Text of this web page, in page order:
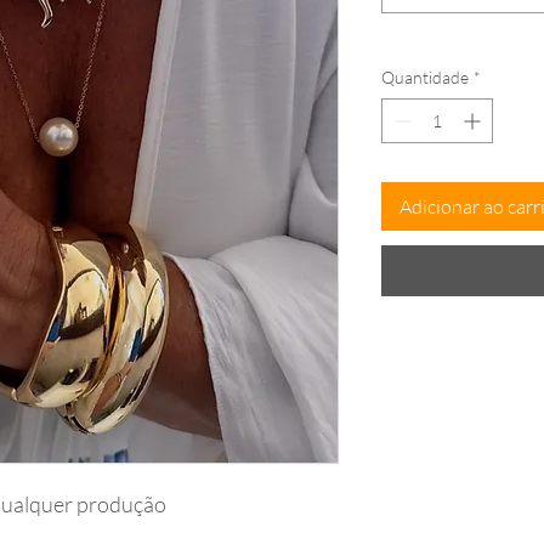
produção
Quantidade *
Adicionar ao